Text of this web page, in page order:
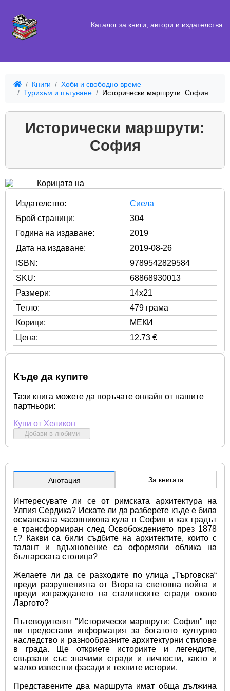
Каталог за книги, автори и издателства
Книги
Хоби и свободно време
Туризъм и пътуване
Исторически маршрути: София
Исторически маршрути:
София
Издателство:
Сиела
Брой страници:
304
Година на издаване:
2019
Дата на издаване:
2019-08-26
ISBN:
9789542829584
SKU:
68868930013
Размери:
14x21
Тегло:
479 грама
Корици:
МЕКИ
Цена:
12.73 €
Къде да купите
Тази книга можете да поръчате онлайн от нашите
партньори:
Купи от Хеликон
Добави в любими
Анотация За книгата
Интересувате ли се от римската архитектура на
Улпия Сердика? Искате ли да разберете къде е била
османската часовникова кула в София и как градът
е трансформиран след Освобождението през 1878
г.? Какви са били съдбите на архитектите, които с
талант и вдъхновение са оформяли облика на
българската столица?
Желаете ли да се разходите по улица „Търговска“
преди разрушенията от Втората световна война и
преди изграждането на сталинските сгради около
Ларгото?
Пътеводителят "Исторически маршрути: София" ще
ви предостави информация за богатото културно
наследство и разнообразните архитектурни стилове
в града. Ще откриете историите и легендите,
свързани със значими сгради и личности, както и
малко известни фасади и техните истории.
Представените два маршрута имат обща дължина